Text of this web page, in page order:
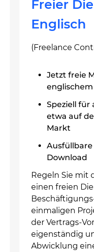
Freier
Englisch
(Freelance
Jetzt freie
Speziell für
etwa auf
Markt
Ausfüllbare
Download
Regeln Sie mit
einen freien
einmaligen
der Vertrags-
eigenständig
Abwicklung